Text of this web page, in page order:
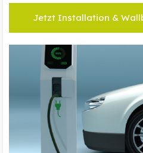
Jetzt Installation &